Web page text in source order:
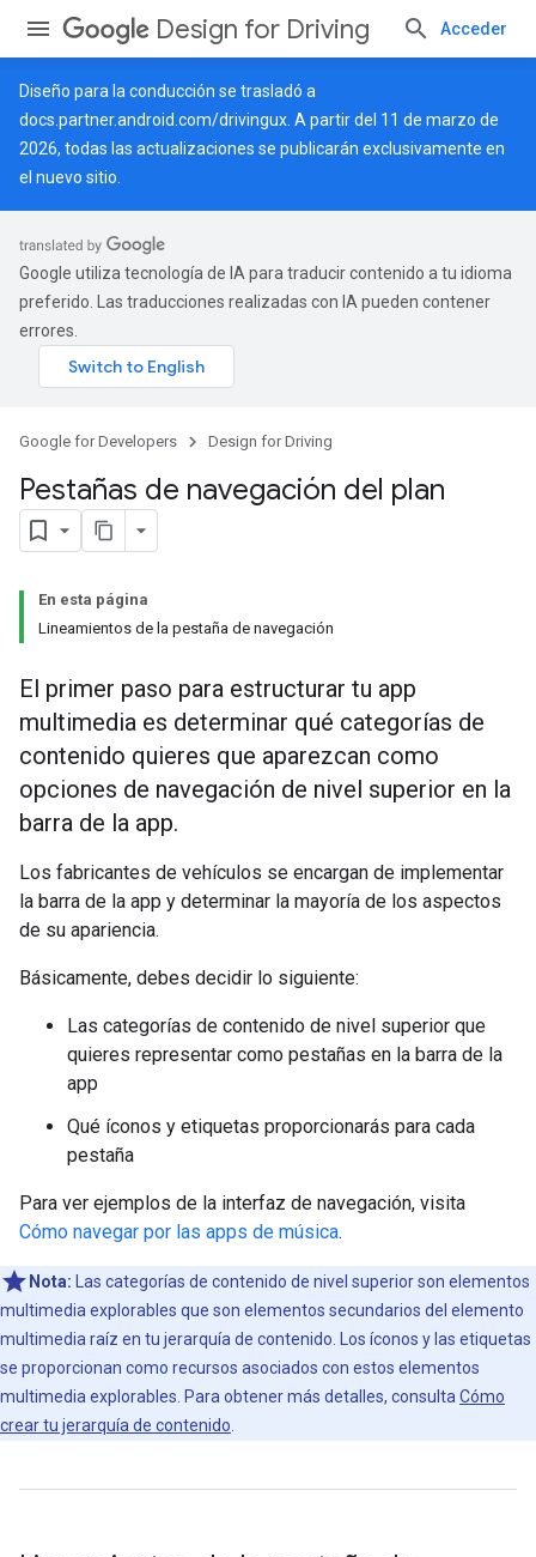
Design for Driving Acceder
Diseño para la conducción se trasladó a
docs.partner.android.com/drivingux . A partir del 11 de marzo de
2026, todas las actualizaciones se publicarán exclusivamente en
el nuevo sitio.
Google utiliza tecnología de IA para traducir contenido a tu idioma
preferido. Las traducciones realizadas con IA pueden contener
errores.
Google for Developers Design for Driving
Pestañas de navegación del plan
En esta página
Lineamientos de la pestaña de navegación
El primer paso para estructurar tu app
multimedia es determinar qué categorías de
contenido quieres que aparezcan como
opciones de navegación de nivel superior en la
barra de la app.
Los fabricantes de vehículos se encargan de implementar
la barra de la app y determinar la mayoría de los aspectos
de su apariencia.
Básicamente, debes decidir lo siguiente:
Las categorías de contenido de nivel superior que
quieres representar como pestañas en la barra de la
app
Qué íconos y etiquetas proporcionarás para cada
pestaña
Para ver ejemplos de la interfaz de navegación, visita
Cómo navegar por las apps de música.
Nota: Las categorías de contenido de nivel superior son elementos
multimedia explorables que son elementos secundarios del elemento
multimedia raíz en tu jerarquía de contenido. Los íconos y las etiquetas
se proporcionan como recursos asociados con estos elementos
multimedia explorables. Para obtener más detalles, consulta Cómo
crear tu jerarquía de contenido